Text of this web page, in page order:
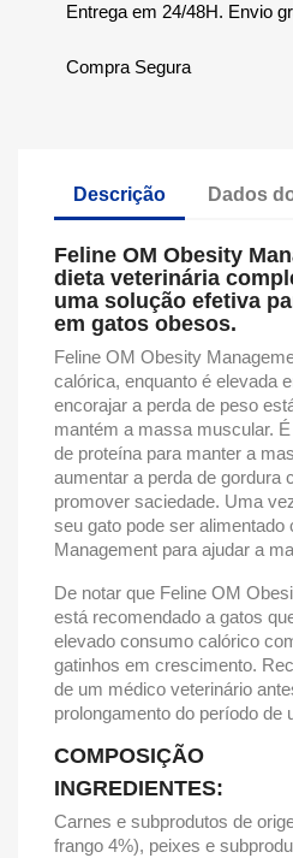
Entrega em 24/48H. Envio
Compra Segura
Descrição Dados
Feline OM Obesity
dieta veterinária
uma solução efetiva
em gatos obesos.
Feline OM Obesity
calórica, enquanto é elevada
encorajar a perda de peso
mantém a massa muscular.
de proteína para manter a
aumentar a perda de gordura
promover saciedade. Uma
seu gato pode ser
Management para ajudar a
De notar que Feline OM
está recomendado a gatos
elevado consumo calórico
gatinhos em crescimento.
de um médico veterinário
prolongamento do período de
COMPOSIÇÃO
INGREDIENTES:
Carnes e subprodutos de
frango 4%), peixes e